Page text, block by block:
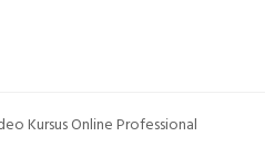
Kursus Online Professional